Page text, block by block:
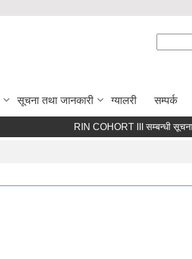
सूचना तथा जानकारी ग्यालरी सम्पर्क
RIN COHORT III सम्बन्धी सूचना ।